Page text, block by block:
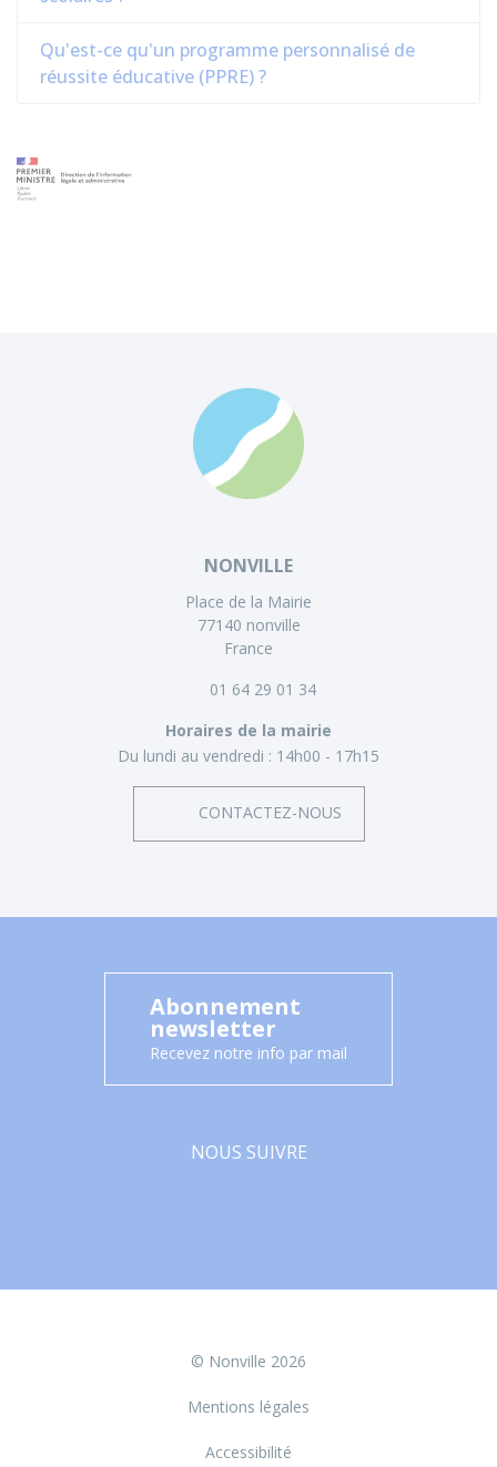
Qu'est-ce qu'un programme personnalisé de
réussite éducative (PPRE) ?
NONVILLE
Place de la Mairie
77140 nonville
France
01 64 29 01 34
Horaires de la mairie
Du lundi au vendredi : 14h00 - 17h15
CONTACTEZ-NOUS
Abonnement
newsletter
Recevez notre info par mail
NOUS SUIVRE
© Nonville 2026
Mentions légales
Accessibilité